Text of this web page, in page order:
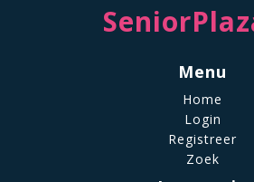
Menu
Home
Login
Registreer
Zoek